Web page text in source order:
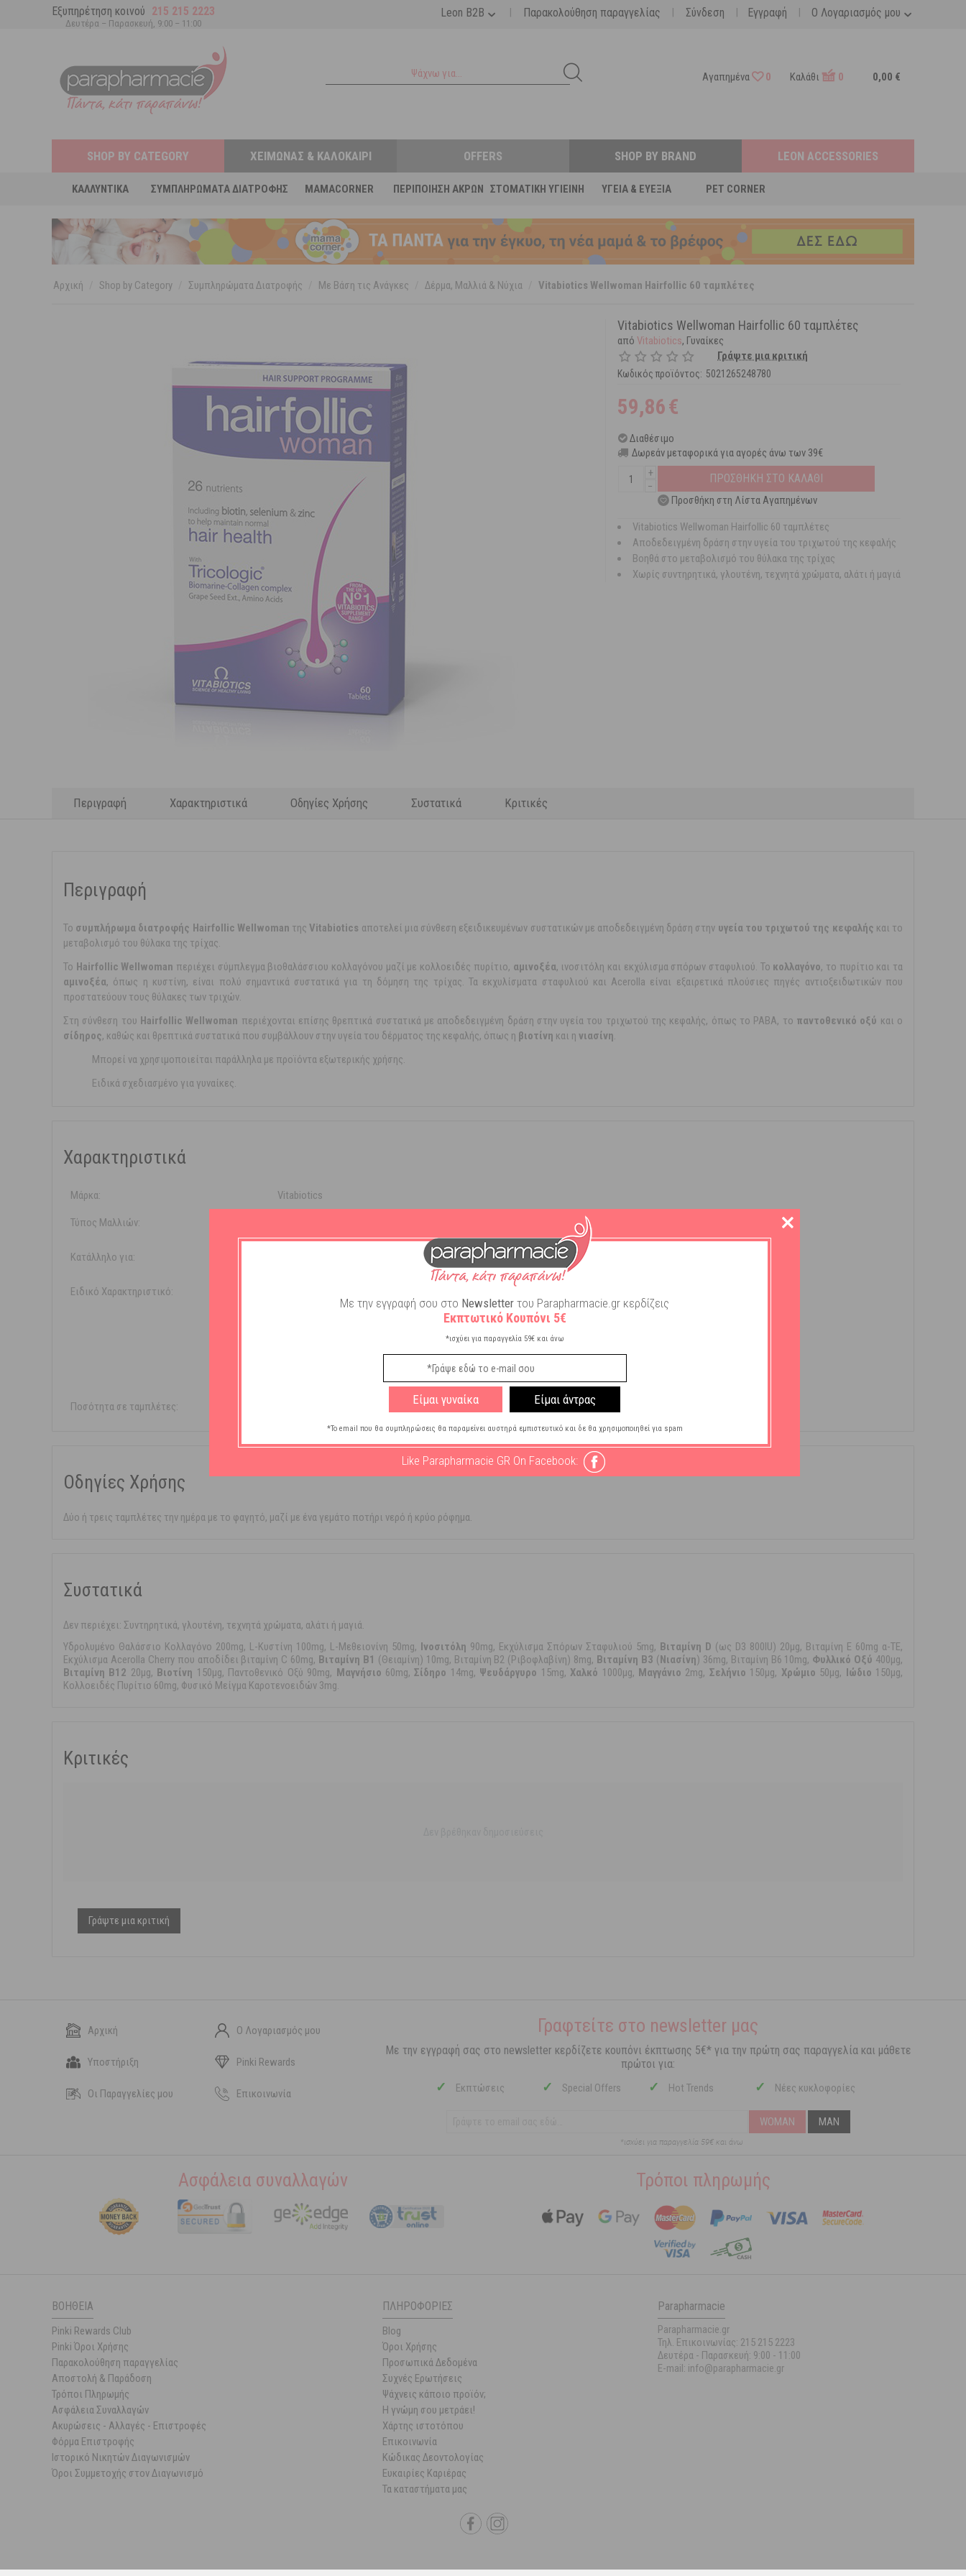
Εξυπηρέτηση κοινού 215 215 2223
Δευτέρα – Παρασκευή, 9:00 – 11:00
Ο Λογαριασμός μου
Leon B2B | Παρακολούθηση παραγγελίας | Σύνδεση | Εγγραφή |
Αγαπημένα 0 Καλάθι 0 0,00 €
SHOP BY CATEGORY
ΚΑΛΛΥΝΤΙΚΆ ΣΥΜΠΛΗΡΏΜΑΤΑ ΔΙΑΤΡΟΦΉΣ MAMACORNER ΠΕΡΙΠΟΊΗΣΗ ΆΚΡΩΝ ΣΤΟΜΑΤΙΚΉ ΥΓΙΕΙΝΉ ΥΓΕΊΑ & ΕΥΕΞΊΑ PET CORNER
ΧΕΙΜΏΝΑΣ & ΚΑΛΟΚΑΊΡΙ OFFERS SHOP BY BRAND LEON ACCESSORIES
Αρχική Shop by Category Συμπληρώματα Διατροφής Με Βάση τις Ανάγκες Δέρμα, Μαλλιά & Νύχια Vitabiotics Wellwoman Hairfollic 60 ταμπλέτες
Vitabiotics Wellwoman Hairfollic 60 ταμπλέτες
από Vitabiotics, Γυναίκες
Γράψτε μια κριτική
Κωδικός προϊόντος: 5021265248780
59,86€
Διαθέσιμο
Δωρεάν μεταφορικά για αγορές άνω των 39€
+
−
ΠΡΟΣΘΗΚΗ ΣΤΟ ΚΑΛΑΘΙ
Προσθήκη στη Λίστα Αγαπημένων
Vitabiotics Wellwoman Hairfollic 60 ταμπλέτες
Αποδεδειγμένη δράση στην υγεία του τριχωτού της κεφαλής
Βοηθά στο μεταβολισμό του θύλακα της τρίχας
Χωρίς συντηρητικά, γλουτένη, τεχνητά χρώματα, αλάτι ή μαγιά
Περιγραφή Χαρακτηριστικά Οδηγίες Χρήσης Συστατικά Κριτικές
Περιγραφή
Το συμπλήρωμα διατροφής Hairfollic Wellwoman τηςVitabiotics αποτελεί μια σύνθεση εξειδικευμένων συστατικών με αποδεδειγμένη δράση στην υγεία του τριχωτού της κεφαλής και το
μεταβολισμό του θύλακα της τρίχας.
Το Hairfollic Wellwoman περιέχει σύμπλεγμα βιοθαλάσσιου κολλαγόνου μαζί με κολλοειδές πυρίτιο, αμινοξέα, ινοσιτόλη και εκχύλισμα σπόρων σταφυλιού. Το κολλαγόνο, το πυρίτιο και τα
αμινοξέα, όπως η κυστίνη, είναι πολύ σημαντικά συστατικά για τη δόμηση της τρίχας. Τα εκχυλίσματα σταφυλιού και Acerolla είναι εξαιρετικά πλούσιες πηγές αντιοξειδωτικών που
προστατεύουν τους θύλακες των τριχών.
Στη σύνθεση του Hairfollic Wellwoman περιέχονται επίσης θρεπτικά συστατικά με αποδεδειγμένη δράση στην υγεία του τριχωτού της κεφαλής, όπως το PABA, το παντοθενικό οξύ και ο
σίδηρος, καθώς και θρεπτικά συστατικά που συμβάλλουν στην υγεία του δέρματος της κεφαλής, όπως η βιοτίνη και η νιασίνη.
Μπορεί να χρησιμοποιείται παράλληλα με προϊόντα εξωτερικής χρήσης.
Ειδικά σχεδιασμένο για γυναίκες.
Χαρακτηριστικά
Μάρκα: Vitabiotics
Τύπος Μαλλιών:
Κατάλληλο για:
Ειδικό Χαρακτηριστικό:
Ποσότητα σε ταμπλέτες:
Οδηγίες Χρήσης
Δύο ή τρεις ταμπλέτες την ημέρα με το φαγητό, μαζί με ένα γεμάτο ποτήρι νερό ή κρύο ρόφημα.
Συστατικά
Δεν περιέχει: Συντηρητικά, γλουτένη, τεχνητά χρώματα, αλάτι ή μαγιά.
Υδρολυμένο Θαλάσσιο Κολλαγόνο 200mg, L-Κυστίνη 100mg, L-Μεθειονίνη 50mg, Ινοσιτόλη 90mg, Εκχύλισμα Σπόρων Σταφυλιού 5mg, Βιταμίνη D (ως D3 800IU) 20μg, Βιταμίνη E 60mg α-TE,
Εκχύλισμα Acerolla Cherry που αποδίδει βιταμίνη C 60mg, Βιταμίνη B1 (Θειαμίνη) 10mg, Βιταμίνη B2 (Ριβοφλαβίνη) 8mg, Βιταμίνη B3 (Νιασίνη) 36mg, Βιταμίνη B6 10mg, Φυλλικό Οξύ 400μg,
Βιταμίνη B12 20μg, Βιοτίνη 150μg, Παντοθενικό Οξύ 90mg, Μαγνήσιο 60mg,Σίδηρο 14mg, Ψευδάργυρο 15mg, Χαλκό 1000μg, Μαγγάνιο 2mg, Σελήνιο 150μg, Χρώμιο 50μg, Ιώδιο 150μg,
Κολλοειδές Πυρίτιο 60mg, Φυσικό Μείγμα Καροτενοειδών 3mg.
Κριτικές
Γράψτε μια κριτική
Αρχική Ο Λογαριασμός μου
Υποστήριξη Pinki Rewards
Οι Παραγγελίες μου Επικοινωνία
Γραφτείτε στο newsletter μας
Με την εγγραφή σας στο newsletter κερδίζετε κουπόνι έκπτωσης 5€* για την πρώτη σας παραγγελία και μάθετε
πρώτοι για:
✓ Εκπτώσεις ✓ Special Offers ✓ Hot Trends ✓ Νέες κυκλοφορίες
WOMAN MAN
*ισχύει για παραγγελία 59€ και άνω
Ασφάλεια συναλλαγών Τρόποι πληρωμής
ΒΟΉΘΕΙΑ
Pinki Rewards Club
Pinki Όροι Χρήσης
Παρακολούθηση παραγγελίας
Αποστολή & Παράδοση
Τρόποι Πληρωμής
Ασφάλεια Συναλλαγών
Ακυρώσεις - Αλλαγές - Επιστροφές
Φόρμα Επιστροφής
Ιστορικό Νικητών Διαγωνισμών
Όροι Συμμετοχής στον Διαγωνισμό
ΠΛΗΡΟΦΟΡΊΕΣ
Blog
Όροι Χρήσης
Προσωπικά Δεδομένα
Συχνές Ερωτήσεις
Ψάχνεις κάποιο προϊόν;
Η γνώμη σου μετράει!
Χάρτης ιστοτόπου
Επικοινωνία
Κώδικας Δεοντολογίας
Ευκαιρίες Καριέρας
Τα καταστήματα μας
Parapharmacie
Parapharmacie.gr
Τηλ. Επικοινωνίας: 215 215 2223
Δευτέρα - Παρασκευή: 9:00 - 11:00
E-mail: info@parapharmacie.gr
Με την εγγραφή σου στο Newsletter του Parapharmacie.gr κερδίζεις
Εκπτωτικό Κουπόνι 5€
*ισχύει για παραγγελία 59€ και άνω
Είμαι γυναίκα Είμαι άντρας
*Το email που θα συμπληρώσεις θα παραμείνει αυστηρά εμπιστευτικό και δε θα χρησιμοποιηθεί για spam
Like Parapharmacie GR On Facebook: